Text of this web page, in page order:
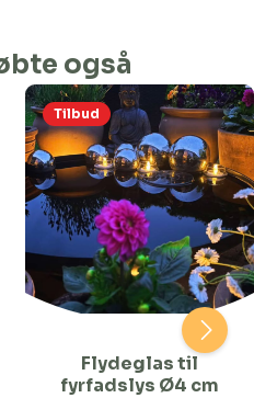
også
Tilbud
Flydeglas til
fyrfadslys Ø4 cm